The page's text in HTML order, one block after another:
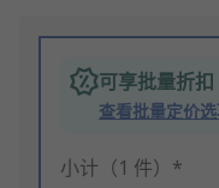
可享批量折扣
查看批量定价
小计（1 件）*